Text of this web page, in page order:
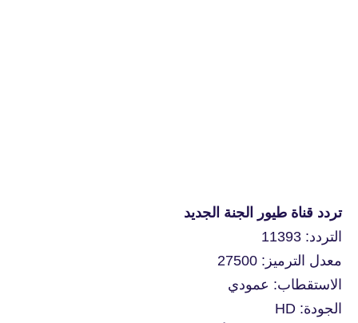
تردد قناة طيور الجنة الجديد
التردد: 11393
معدل الترميز: 27500
الاستقطاب: عمودي
الجودة: HD